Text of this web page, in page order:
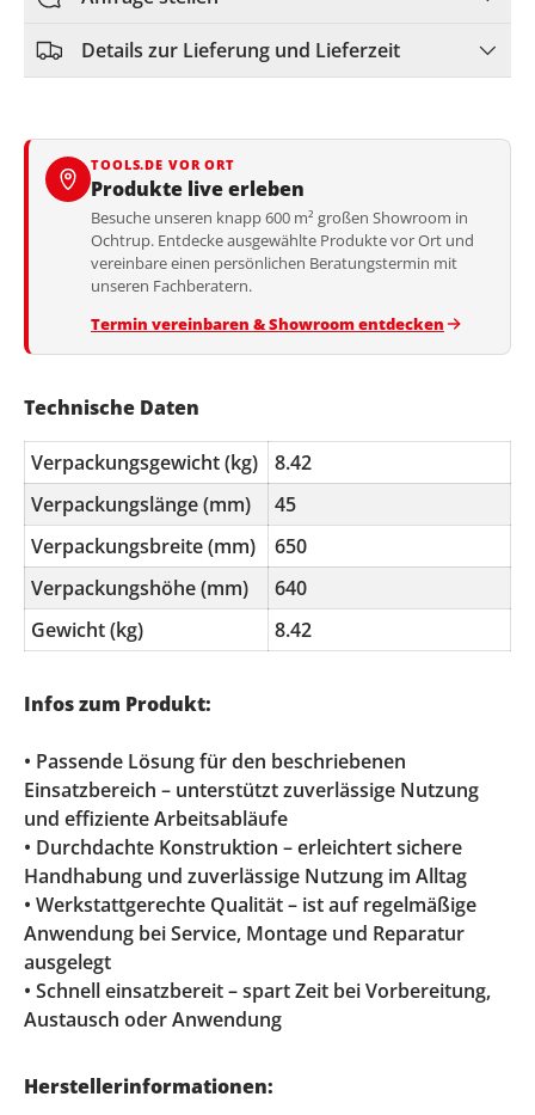
Details zur Lieferung und Lieferzeit
TOOLS.DE VOR ORT
Produkte live erleben
Besuche unseren knapp 600 m² großen Showroom in
Ochtrup. Entdecke ausgewählte Produkte vor Ort und
vereinbare einen persönlichen Beratungstermin mit
unseren Fachberatern.
Termin vereinbaren & Showroom entdecken
Technische Daten
Verpackungsgewicht (kg)
8.42
Verpackungslänge (mm)
45
Verpackungsbreite (mm)
650
Verpackungshöhe (mm)
640
Gewicht (kg)
8.42
Infos zum Produkt:
• Passende Lösung für den beschriebenen
Einsatzbereich – unterstützt zuverlässige Nutzung
und effiziente Arbeitsabläufe
• Durchdachte Konstruktion – erleichtert sichere
Handhabung und zuverlässige Nutzung im Alltag
• Werkstattgerechte Qualität – ist auf regelmäßige
Anwendung bei Service, Montage und Reparatur
ausgelegt
• Schnell einsatzbereit – spart Zeit bei Vorbereitung,
Austausch oder Anwendung
Herstellerinformationen: